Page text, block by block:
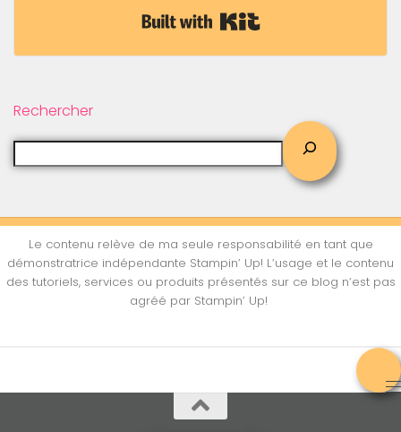
Rechercher
Le contenu relève de ma seule responsabilité en tant que
démonstratrice indépendante Stampin’ Up! L’usage et le contenu
des tutoriels, services ou produits présentés sur ce blog n’est pas
agréé par Stampin’ Up!